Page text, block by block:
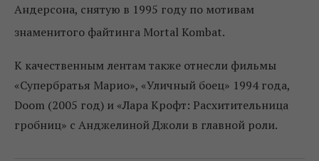
Андерсона, снятую в 1995 году по мотивам
знаменитого файтинга Mortal Kombat.
К качественным лентам также отнесли фильмы
«Супербратья Марио», «Уличный боец» 1994 года,
Doom (2005 год) и «Лара Крофт: Расхитительница
гробниц» с Анджелиной Джоли в главной роли.